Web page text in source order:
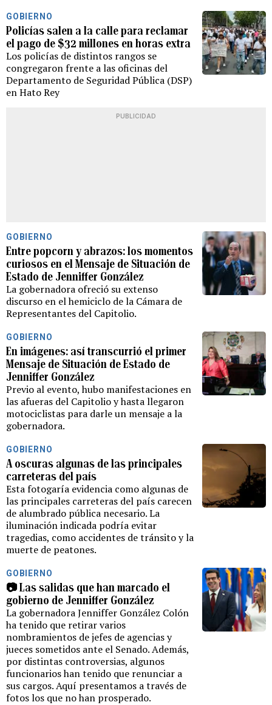
GOBIERNO
Policías salen a la calle para reclamar
el pago de $32 millones en horas extra
Los policías de distintos rangos se
congregaron frente a las oficinas del
Departamento de Seguridad Pública (DSP)
en Hato Rey
PUBLICIDAD
GOBIERNO
Entre popcorn y abrazos: los momentos
curiosos en el Mensaje de Situación de
Estado de Jenniffer González
La gobernadora ofreció su extenso
discurso en el hemiciclo de la Cámara de
Representantes del Capitolio.
GOBIERNO
En imágenes: así transcurrió el primer
Mensaje de Situación de Estado de
Jenniffer González
Previo al evento, hubo manifestaciones en
las afueras del Capitolio y hasta llegaron
motociclistas para darle un mensaje a la
gobernadora.
GOBIERNO
A oscuras algunas de las principales
carreteras del país
Esta fotogaría evidencia como algunas de
las principales carreteras del país carecen
de alumbrado pública necesario. La
iluminación indicada podría evitar
tragedias, como accidentes de tránsito y la
muerte de peatones.
GOBIERNO
📷 Las salidas que han marcado el
gobierno de Jenniffer González
La gobernadora Jenniffer González Colón
ha tenido que retirar varios
nombramientos de jefes de agencias y
jueces sometidos ante el Senado. Además,
por distintas controversias, algunos
funcionarios han tenido que renunciar a
sus cargos. Aquí presentamos a través de
fotos los que no han prosperado.